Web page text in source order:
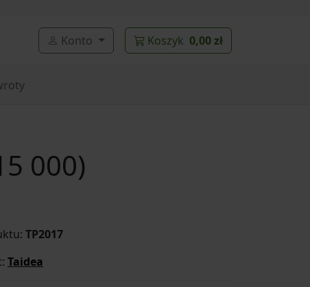
Konto Koszyk 0,00 zł
000)
TP2017
Taidea